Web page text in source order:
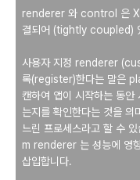
renderer 와 control 은
결되어 (tightly coupled)
사용자 지정 renderer
록(register)한다는 말은
캔하여 앱이 시작하는 동
는지를 확인한다는 것을 의
느린 프로세스라고 할 수
m renderer 는 성능에 영
삽입합니다.